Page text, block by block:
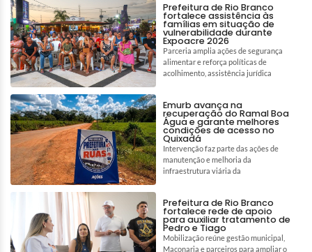
Prefeitura de Rio Branco
fortalece assistência às
famílias em situação de
vulnerabilidade durante
Expoacre 2026
Parceria amplia ações de segurança
alimentar e reforça políticas de
acolhimento, assistência jurídica
Emurb avança na
recuperação do Ramal Boa
Água e garante melhores
condições de acesso no
Quixadá
Intervenção faz parte das ações de
manutenção e melhoria da
infraestrutura viária da
Prefeitura de Rio Branco
fortalece rede de apoio
para auxiliar tratamento de
Pedro e Tiago
Mobilização reúne gestão municipal,
Maçonaria e parceiros para ampliar o